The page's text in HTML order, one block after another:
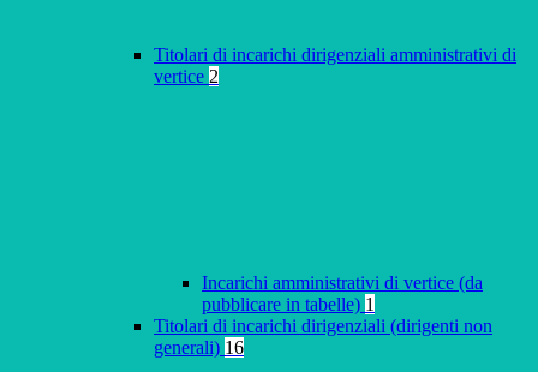
Titolari di incarichi dirigenziali amministrativi di
vertice 2
Incarichi amministrativi di vertice (da
pubblicare in tabelle) 1
Titolari di incarichi dirigenziali (dirigenti non
generali) 16